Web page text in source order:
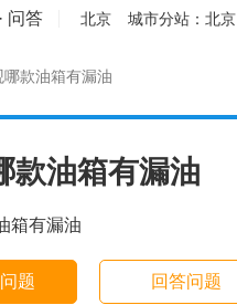
· 问答 北京 城市分站： 北京
哪款油箱有漏油
款油箱有漏油
箱有漏油
题 回答问题